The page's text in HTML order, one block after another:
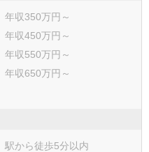
年収350万円～
年収450万円～
年収550万円～
年収650万円～
駅から徒歩5分以内